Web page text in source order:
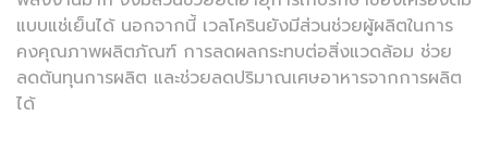
แบบแช่เย็นได้ นอกจากนี้ เวลโครินยังมีส่วนช่วยผู้ผลิตในการ
คงคุณภาพผลิตภัณฑ์ การลดผลกระทบต่อสิ่งแวดล้อม ช่วย
ลดต้นทุนการผลิต และช่วยลดปริมาณเศษอาหารจากการผลิต
ได้